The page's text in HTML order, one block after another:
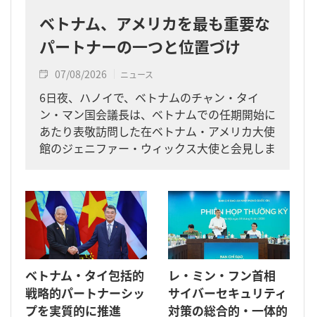
ベトナム、アメリカを最も重要な
パートナーの一つと位置づけ
07/08/2026 ニュース
6日夜、ハノイで、ベトナムのチャン・タイ
ン・マン国会議長は、ベトナムでの任期開始に
あたり表敬訪問した在ベトナム・アメリカ大使
館のジェニファー・ウィックス大使と会見しま
ベトナム・タイ包括的
戦略的パートナーシッ
プを実質的に推進
レ・ミン・フン首相
サイバーセキュリティ
対策の総合的・一体的